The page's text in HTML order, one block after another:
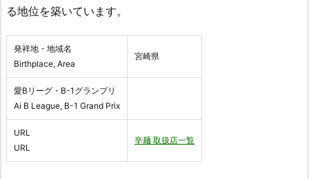
る地位を築いています。
発祥地・地域名
Birthplace, Area
宮崎県
愛Bリーグ・B-1グランプリ
Ai B League, B-1 Grand Prix
URL
URL
辛麺 取扱店一覧